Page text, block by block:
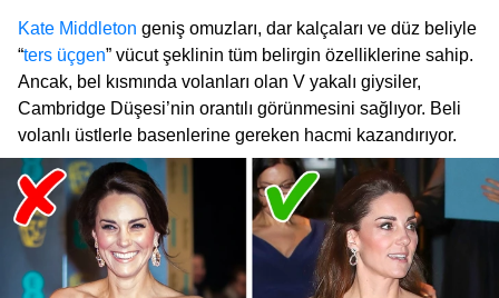
Kate Middleton geniş omuzları, dar kalçaları ve düz beliyle
“ters üçgen” vücut şeklinin tüm belirgin özelliklerine sahip.
Ancak, bel kısmında volanları olan V yakalı giysiler,
Cambridge Düşesi’nin orantılı görünmesini sağlıyor. Beli
volanlı üstlerle basenlerine gereken hacmi kazandırıyor.